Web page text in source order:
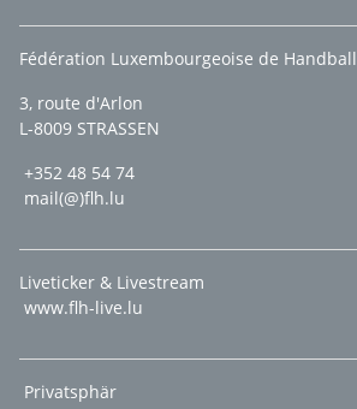
Fédération Luxembourgeoise de Handball
3, route d'Arlon
L-8009 STRASSEN
+352 48 54 74
mail(@)flh.lu
Liveticker & Livestream
www.flh-live.lu
Privatsphär